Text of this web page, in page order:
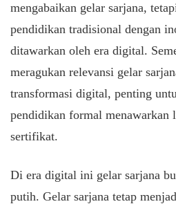
mengabaikan gelar sarjana,
pendidikan tradisional dengan
ditawarkan oleh era digital.
meragukan relevansi gelar
transformasi digital, penting
pendidikan formal menawarkan
sertifikat.
Di era digital ini gelar sarjana
putih. Gelar sarjana tetap